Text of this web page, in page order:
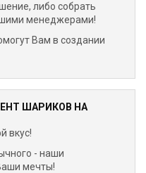
либо собрать
менеджерами!
Вам в создании
ШАРИКОВ НА
вкус!
- наши
мечты!